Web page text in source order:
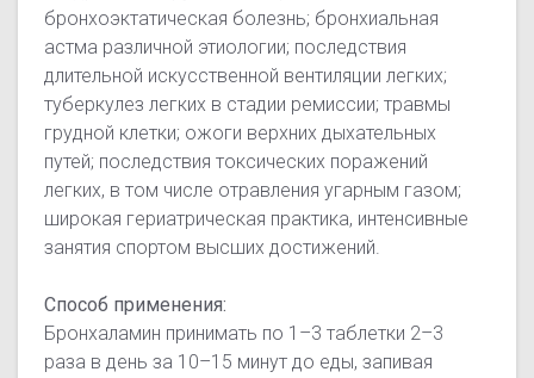
бронхоэктатическая болезнь; бронхиальная
астма различной этиологии; последствия
длительной искусственной вентиляции легких;
туберкулез легких в стадии ремиссии; травмы
грудной клетки; ожоги верхних дыхательных
путей; последствия токсических поражений
легких, в том числе отравления угарным газом;
широкая гериатрическая практика, интенсивные
занятия спортом высших достижений.
Способ применения:
Бронхаламин принимать по 1–3 таблетки 2–3
раза в день за 10–15 минут до еды, запивая